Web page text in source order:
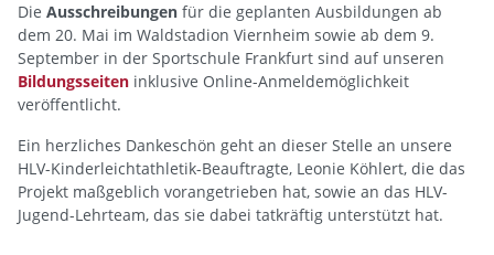
Die Ausschreibungen für die geplanten Ausbildungen ab
dem 20. Mai im Waldstadion Viernheim sowie ab dem 9.
September in der Sportschule Frankfurt sind auf unseren
Bildungsseiten inklusive Online-Anmeldemöglichkeit
veröffentlicht.
Ein herzliches Dankeschön geht an dieser Stelle an unsere
HLV-Kinderleichtathletik-Beauftragte, Leonie Köhlert, die das
Projekt maßgeblich vorangetrieben hat, sowie an das HLV-
Jugend-Lehrteam, das sie dabei tatkräftig unterstützt hat.